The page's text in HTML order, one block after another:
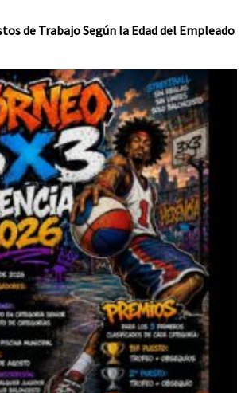
de Trabajo Según la Edad del Empleado